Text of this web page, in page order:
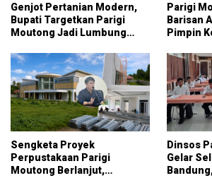
Genjot Pertanian Modern,
Bupati Targetkan Parigi
Moutong Jadi Lumbung
Parigi
Barisan
Pimpin
Sengketa Proyek
Perpustakaan Parigi
Moutong Berlanjut,
Dinsos
Gelar